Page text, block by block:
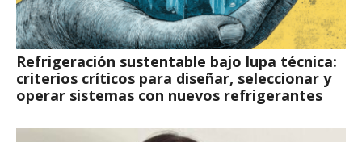
Refrigeración sustentable bajo lupa técnica:
criterios críticos para diseñar, seleccionar y
operar sistemas con nuevos refrigerantes